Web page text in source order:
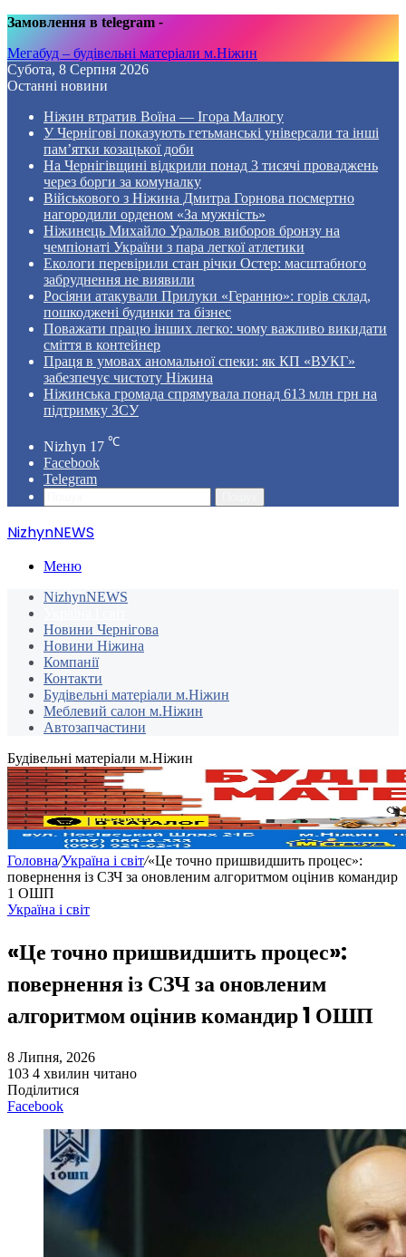
Замовлення в telegram -
Мегабуд – будівельні матеріали м.Ніжин
Субота, 8 Серпня 2026
Останні новини
Ніжин втратив Воїна — Ігора Малюгу
У Чернігові показують гетьманські універсали та інші
пам’ятки козацької доби
На Чернігівщині відкрили понад 3 тисячі проваджень
через борги за комуналку
Військового з Ніжина Дмитра Горнова посмертно
нагородили орденом «За мужність»
Ніжинець Михайло Уральов виборов бронзу на
чемпіонаті України з пара легкої атлетики
Екологи перевірили стан річки Остер: масштабного
забруднення не виявили
Росіяни атакували Прилуки «Геранню»: горів склад,
пошкоджені будинки та бізнес
Поважати працю інших легко: чому важливо викидати
сміття в контейнер
Праця в умовах аномальної спеки: як КП «ВУКГ»
забезпечує чистоту Ніжина
Ніжинська громада спрямувала понад 613 млн грн на
підтримку ЗСУ
Nizhyn 17 ℃
Facebook
Telegram
NizhynNEWS
Меню
NizhynNEWS
Новини Чернігова
Новини Ніжина
Компанії
Контакти
Будівельні матеріали м.Ніжин
Меблевий салон м.Ніжин
Автозапчастини
Будівельні матеріали м.Ніжин
Головна/Україна і світ/«Це точно пришвидшить процес»:
повернення із СЗЧ за оновленим алгоритмом оцінив командир
1 ОШП
Україна і світ
«Це точно пришвидшить процес»:
повернення із СЗЧ за оновленим
алгоритмом оцінив командир 1 ОШП
8 Липня, 2026
103 4 хвилин читано
Поділитися
Facebook